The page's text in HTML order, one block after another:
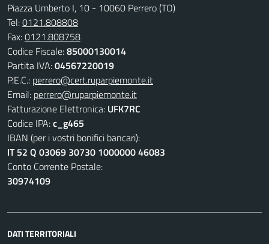
Piazza Umberto I, 10 - 10060 Perrero (TO)
Tel:0121.808808
Fax:0121.808758
Codice Fiscale:85000130014
Partita IVA:04567220019
P.E.C.: perrero@cert.ruparpiemonte.it
Email: perrero@ruparpiemonte.it
Fatturazione Elettronica: UFK7RC
Codice IPA:c_g465
IBAN (per i vostri bonifici bancari):
IT 52 Q 03069 30730 1000000 46083
Conto Corrente Postale:
30974109
DATI TERRITORIALI